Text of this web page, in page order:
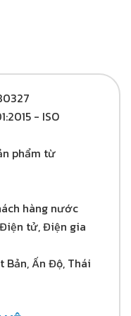
- ISO
phẩm từ
hàng nước
tử, Điện gia
Bản, Ấn Độ, Thái